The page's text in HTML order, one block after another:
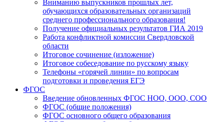
Вниманию выпускников прошлых лет,
обучающихся образовательных организаций
среднего профессионального образования!
Получение официальных результатов ГИА 2019
Работа конфликтной комиссии Свердловской
области
Итоговое сочинение (изложение)
Итоговое собеседование по русскому языку
Телефоны «горячей линии» по вопросам
подготовки и проведения ЕГЭ
ФГОС
Введение обновленных ФГОС НОО, ООО, СОО
ФГОС (общие положения)
ФГОС основного общего образования